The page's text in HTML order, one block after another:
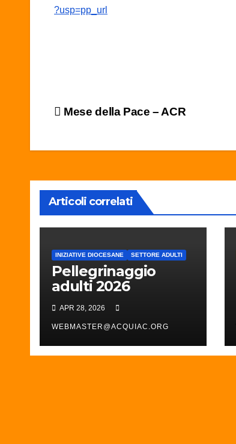
?usp=pp_url
Navigazione
Mese della Pace – ACR
Articoli correlati
INIZIATIVE DIOCESANE SETTORE ADULTI
Pellegrinaggio
adulti 2026
APR 28, 2026
WEBMASTER@ACQUIAC.ORG